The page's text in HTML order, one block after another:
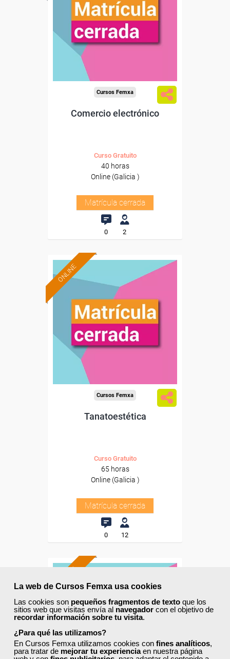
La web de Cursos Femxa usa cookies
Las cookies son pequeños fragmentos de texto que los
sitios web que visitas envía al navegador con el objetivo de
recordar información sobre tu visita.
¿Para qué las utilizamos?
En Cursos Femxa utilizamos cookies con fines analíticos,
para tratar de mejorar tu experienciaen nuestra página
Cursos Femxa
Comercio electrónico
Curso Gratuito
40 horas
Online (Galicia )
Matrícula cerrada
0 2
ONLINE
Cursos Femxa
Tanatoestética
Curso Gratuito
65 horas
Online (Galicia )
Matrícula cerrada
0 12